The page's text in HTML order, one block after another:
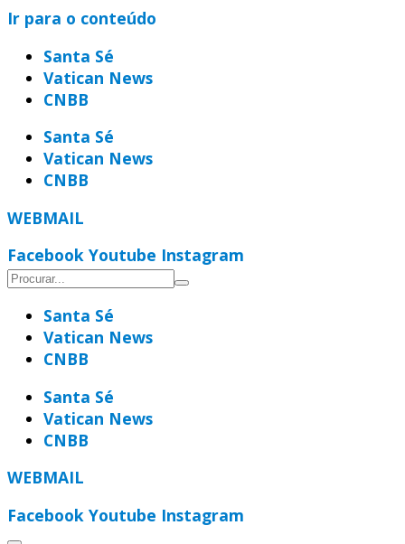
Ir para o conteúdo
Santa Sé
Vatican News
CNBB
Santa Sé
Vatican News
CNBB
WEBMAIL
Facebook Youtube Instagram
Santa Sé
Vatican News
CNBB
Santa Sé
Vatican News
CNBB
WEBMAIL
Facebook Youtube Instagram